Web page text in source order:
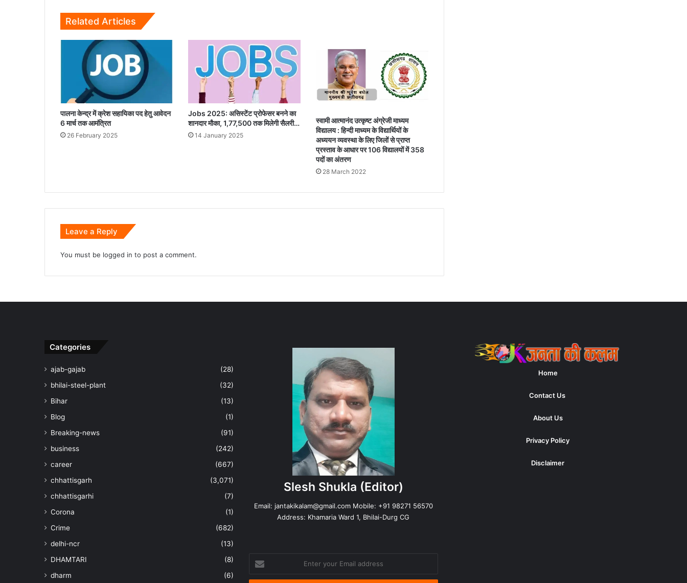
बाद
सच्चाई
Related Articles
पालना केन्द्र में क्रेश सहायिका पद हेतु आवेदन
6 मार्च तक आमंत्रित
26 February 2025
Jobs 2025: असिस्‍टेंट प्रोफेसर बनने का
शानदार मौका, 1,77,500 तक मिलेगी सैलरी…
14 January 2025
स्वामी आत्मानंद उत्कृष्ट अंग्रेजी माध्यम
विद्यालय : हिन्दी माध्यम के विद्यार्थियों के
अध्ययन व्यवस्था के लिए जिलों से प्राप्त
प्रस्ताव के आधार पर 106 विद्यालयों में 358
पदों का अंतरण
28 March 2022
Leave a Reply
You must be logged in to post a comment.
Categories
ajab-gajab
(28)
bhilai-steel-plant
(32)
Bihar
(13)
Blog
(1)
Breaking-news
(91)
business
(242)
career
(667)
chhattisgarh
(3,071)
chhattisgarhi
(7)
Corona
(1)
Crime
(682)
delhi-ncr
(13)
DHAMTARI
(8)
dharm
(6)
Slesh Shukla (Editor)
Email: jantakikalam@gmail.comMobile: +91 98271 56570
Address: Khamaria Ward 1, Bhilai-Durg CG
your
Email
Home
Contact Us
About Us
Privacy Policy
Disclaimer